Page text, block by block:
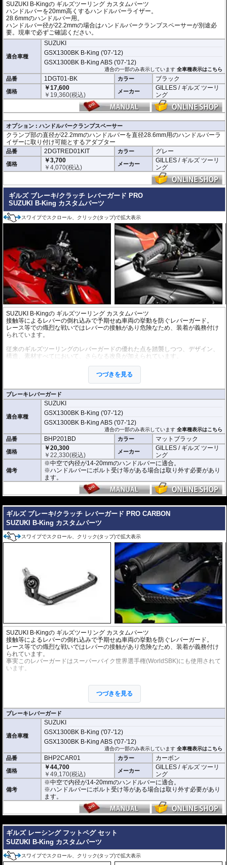
SUZUKI B-Kingの ギルズツーリング カスタムパーツ
ハンドルバーを20mm高くするハンドルバーライザー。
28.6mmのハンドルバー用。
ハンドルバー径が22.2mmの場合はハンドルバークランプスペーサーが別途必
要。現車で必ずご確認ください。
適合車種
SUZUKI
GSX1300BK B-King ('07-'12)
GSX1300BK B-King ABS ('07-'12)
適合の一部のみ表示しています全車種表示はこちら
品番 1DGT01-BK カラー ブラック
価格
￥17,600
￥ 19,360(税込) メーカー
GILLES / ギルズ ツーリ
ング
オプション : ハンドルバークランプスペーサー
クランプ部の直径が22.2mmのハンドルバーを直径28.6mm用のハンドルバーラ
イザーに取り付け可能とするアダプター
品番 2DGTRED01KIT カラー グレー
価格
￥3,700
￥4,070(税込) メーカー
GILLES / ギルズ ツーリ
ング
ギルズ ブレーキ/クラッチ レバーガード PRO
SUZUKI B-King カスタムパーツ
スワイプでスクロール、クリック(タップ)で拡大表示
SUZUKI B-Kingの ギルズツーリング カスタムパーツ
接触等によるレバーの倒れ込みで予期せぬ車両の挙動を防ぐレバーガード。
レース等での熾烈な戦いではレバーの接触があり危険なため、装着が義務付け
られています。
従来のギルズツーリングのレバーガードの優れた点を踏襲しつつ、デザイン、
構造、素材すべてにおいて、さらなる改良が加えられています。
本体はアルミビレットからの削り出しで、ブラックハードアルマイト処理を施
プロテクションピースは耐磨耗性と強度、弾性回復率の優れた結晶性エンジニ
アリング樹脂を採用。
軽量化と剛性、柔軟性を高い次元でバランスさせることに成功しました。
開き角の調節も可能。調節幅は内側、外側へ5°(先端で約13mm)あり、アジャス
トレバーの使用時などにも対応します。
※写真はシリーズ代表イメージです。車種により形状、デザインが異なる場合
があります。
つづきを見る
ブレーキレバーガード
適合車種
SUZUKI
GSX1300BK B-King ('07-'12)
GSX1300BK B-King ABS ('07-'12)
適合の一部のみ表示しています全車種表示はこちら
品番 BHP201BD カラー マットブラック
価格
￥20,300
￥22,330(税込) メーカー
GILLES / ギルズ ツーリ
ング
備考
※中空で内径が14-20mmのハンドルバーに適合。
※ハンドルバーにボルト受け等がある場合は取り外す必要があり
ます。
ギルズ ブレーキ/クラッチ レバーガード PRO CARBON
SUZUKI B-King カスタムパーツ
スワイプでスクロール、クリック(タップ)で拡大表示
SUZUKI B-Kingの ギルズツーリング カスタムパーツ
接触等によるレバーの倒れ込みで予期せぬ車両の挙動を防ぐレバーガード。
レース等での熾烈な戦いではレバーの接触があり危険なため、装着が義務付け
られています。
事実このレバーガードはスーパーバイク世界選手権(WorldSBK)にも使用されて
います。
構造、素材すべてにおいて、さらなる改良が加えられています。
これまでのレバーガードと同様に2ピース構造を採用。
本体はアルミビレットからの削り出しで、ブラックハードアルマイト処理を施
しました。
プロテクションピースは高品質カーボンを使用。
軽量化と剛性、柔軟性を高い次元でバランスさせることに成功しました。
開き角の調節も可能。調節幅は内側、外側へ5°(先端で約13mm)あり、アジャス
トレバーの使用時などにも対応します。
※写真はシリーズ代表イメージです。車種により形状、デザインが異なる場合
があります。
つづきを見る
ブレーキレバーガード
適合車種
SUZUKI
GSX1300BK B-King ('07-'12)
GSX1300BK B-King ABS ('07-'12)
適合の一部のみ表示しています全車種表示はこちら
品番 BHP2CAR01 カラー カーボン
価格
￥44,700
￥49,170(税込) メーカー
GILLES / ギルズ ツーリ
ング
備考
※中空で内径が14-20mmのハンドルバーに適合。
※ハンドルバーにボルト受け等がある場合は取り外す必要があり
ます。
ギルズ レーシング フットペグ セット
SUZUKI B-King カスタムパーツ
スワイプでスクロール、クリック(タップ)で拡大表示